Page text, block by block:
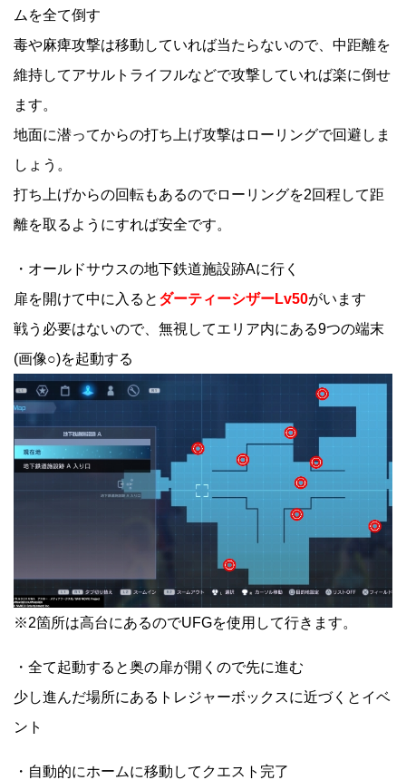
ムを全て倒す
毒や麻痺攻撃は移動していれば当たらないので、中距離を
維持してアサルトライフルなどで攻撃していれば楽に倒せ
ます。
地面に潜ってからの打ち上げ攻撃はローリングで回避しま
しょう。
打ち上げからの回転もあるのでローリングを2回程して距
離を取るようにすれば安全です。
・オールドサウスの地下鉄道施設跡Aに行く
扉を開けて中に入ると ダーティーシザーLv50がいます
戦う必要はないので、無視してエリア内にある9つの端末
(画像○)を起動する
※2箇所は高台にあるのでUFGを使用して行きます。
・全て起動すると奥の扉が開くので先に進む
少し進んだ場所にあるトレジャーボックスに近づくとイベ
ント
・自動的にホームに移動してクエスト完了